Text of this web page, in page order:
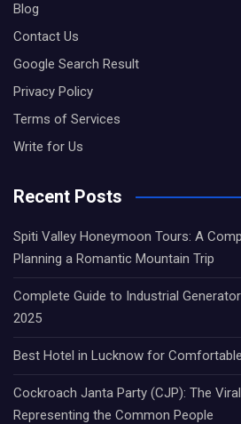
Blog
Contact Us
Google Search Result
Privacy Policy
Terms of Services
Write for Us
Recent Posts
Spiti Valley Honeymoon Tours: A
Planning a Romantic Mountain Trip
Complete Guide to Industrial
2025
Best Hotel in Lucknow for
Cockroach Janta Party (CJP): The
Representing the Common People